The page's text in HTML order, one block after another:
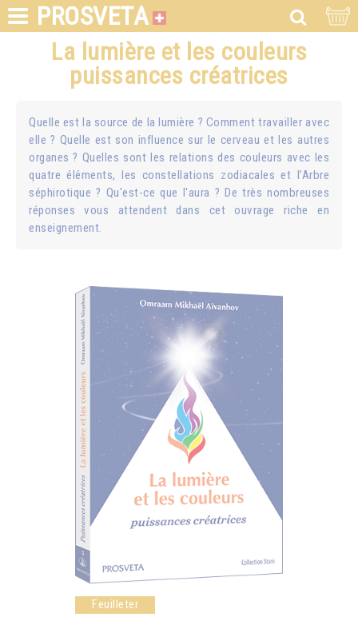
PROSVETA
La lumière et les couleurs
puissances créatrices
Quelle est la source de la lumière ? Comment travailler avec
elle ? Quelle est son influence sur le cerveau et les autres
organes ? Quelles sont les relations des couleurs avec les
quatre éléments, les constellations zodiacales et l’Arbre
séphirotique ? Qu'est-ce que l'aura ? De très nombreuses
réponses vous attendent dans cet ouvrage riche en
enseignement.
Feuilleter